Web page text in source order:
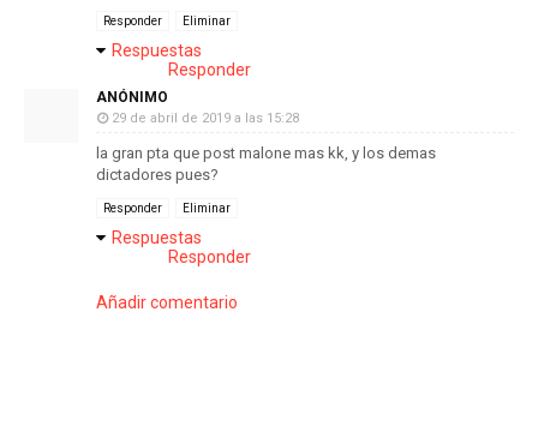
Responder Eliminar
Respuestas
Responder
ANÓNIMO
29 de abril de 2019 a las 15:28
la gran pta que post malone mas kk, y los demas
dictadores pues?
Responder Eliminar
Respuestas
Responder
Añadir comentario